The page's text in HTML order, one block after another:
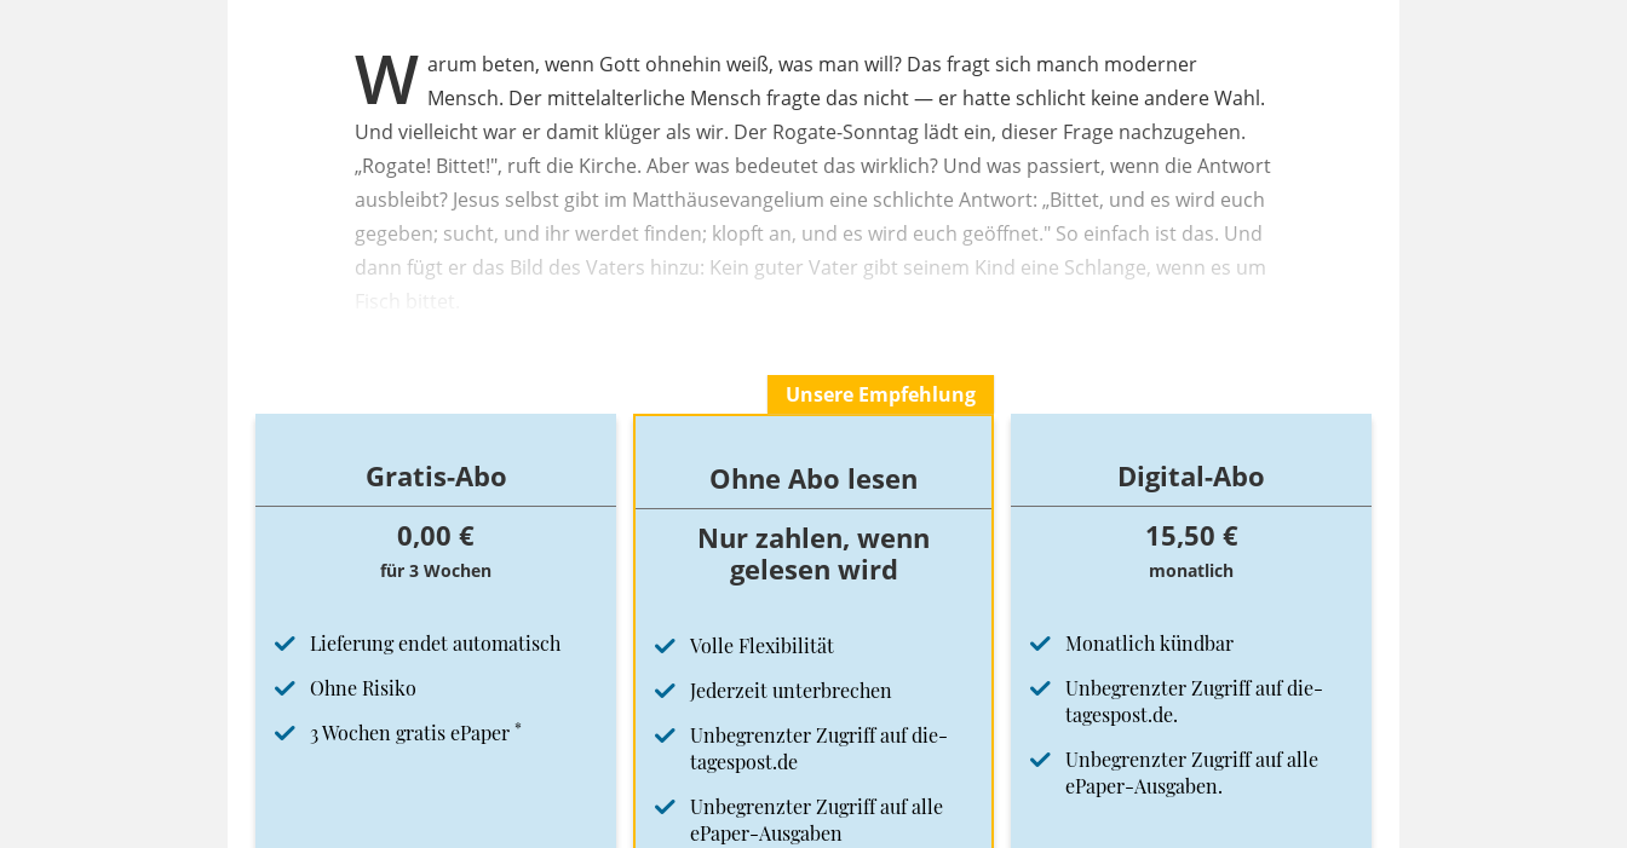
W arum beten, wenn Gott ohnehin weiß, was man will? Das fragt sich manch moderner
Mensch. Der mittelalterliche Mensch fragte das nicht — er hatte schlicht keine andere Wahl.
Und vielleicht war er damit klüger als wir. Der Rogate-Sonntag lädt ein, dieser Frage nachzugehen.
„Rogate! Bittet!", ruft die Kirche. Aber was bedeutet das wirklich? Und was passiert, wenn die Antwort
ausbleibt? Jesus selbst gibt im Matthäusevangelium eine schlichte Antwort: „Bittet, und es wird euch
gegeben; sucht, und ihr werdet finden; klopft an, und es wird euch geöffnet." So einfach ist das. Und
dann fügt er das Bild des Vaters hinzu: Kein guter Vater gibt seinem Kind eine Schlange, wenn es um
Fisch bittet.
Gratis-Abo
0,00 €
für 3 Wochen
Lieferung endet automatisch
Ohne Risiko
3 Wochen gratis ePaper *
Unsere Empfehlung
Ohne Abo lesen
Nur zahlen, wenn
gelesen wird
Volle Flexibilität
Jederzeit unterbrechen
Unbegrenzter Zugriff auf die-
tagespost.de
Unbegrenzter Zugriff auf alle
ePaper-Ausgaben
Digital-Abo
15,50 €
monatlich
Monatlich kündbar
Unbegrenzter Zugriff auf die-
tagespost.de.
Unbegrenzter Zugriff auf alle
ePaper-Ausgaben.